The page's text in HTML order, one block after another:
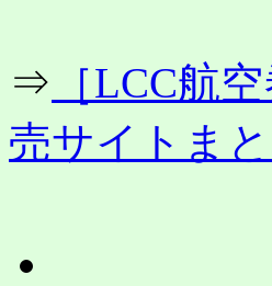
⇒ ［LCC航
売サイトま